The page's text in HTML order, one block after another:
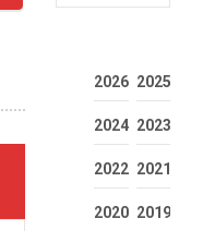
2026 2025
2024 2023
2022 2021
2020 2019